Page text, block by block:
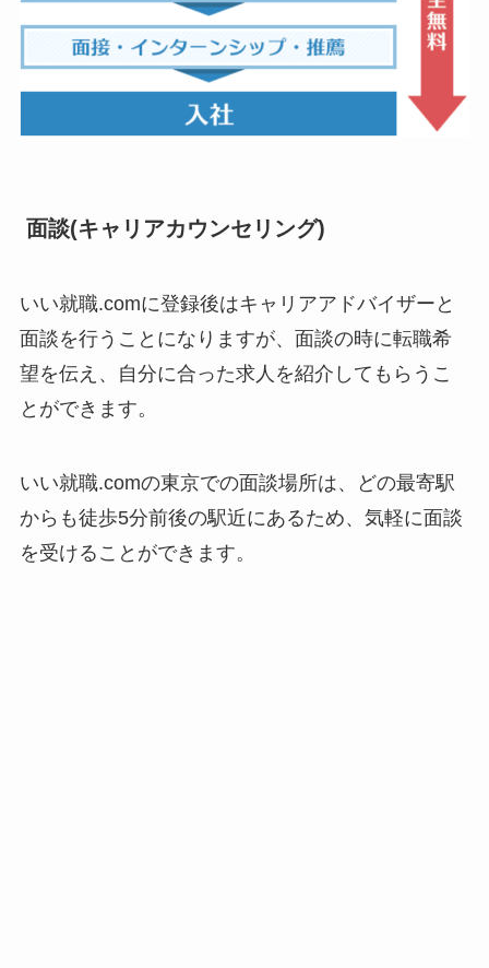
面談(キャリアカウンセリング)
いい就職.comに登録後はキャリアアドバイザーと
面談を行うことになりますが、面談の時に転職希
望を伝え、自分に合った求人を紹介してもらうこ
とができます。
いい就職.comの東京での面談場所は、どの最寄駅
からも徒歩5分前後の駅近にあるため、気軽に面談
を受けることができます。